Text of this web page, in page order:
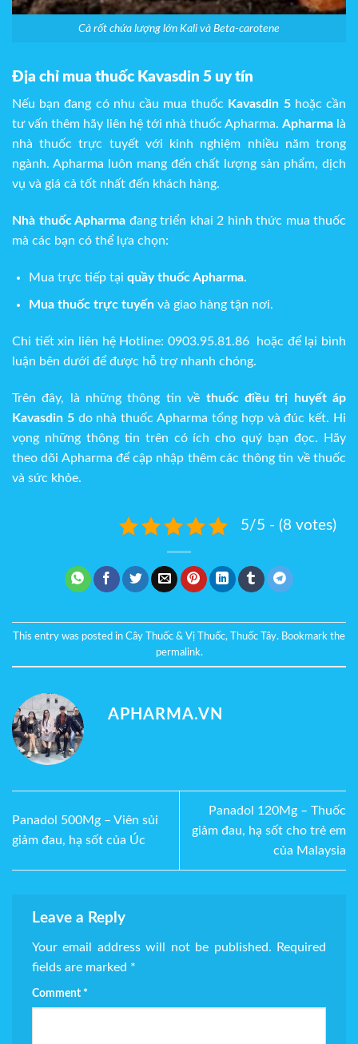
Cà rốt chứa lượng lớn Kali và Beta-carotene
Địa chỉ mua thuốc Kavasdin 5 uy tín
Nếu bạn đang có nhu cầu mua thuốc Kavasdin 5hoặc cần
tư vấn thêm hãy liên hệ tới nhà thuốc Apharma. Apharma là
nhà thuốc trực tuyết với kinh nghiệm nhiều năm trong
ngành. Apharma luôn mang đến chất lượng sản phẩm, dịch
vụ và giá cả tốt nhất đến khách hàng.
Nhà thuốc Apharma đang triển khai 2 hình thức mua thuốc
mà các bạn có thể lựa chọn:
Mua trực tiếp tại quầy thuốc Apharma.
Mua thuốc trực tuyếnvà giao hàng tận nơi.
Chi tiết xin liên hệ Hotline: 0903.95.81.86 hoặc để lại bình
luận bên dưới để được hỗ trợ nhanh chóng.
Trên đây, là những thông tin về thuốc điều trị huyết áp
Kavasdin 5do nhà thuốc Apharma tổng hợp và đúc kết. Hi
vọng những thông tin trên có ích cho quý bạn đọc. Hãy
theo dõi Apharma để cập nhập thêm các thông tin về thuốc
và sức khỏe.
5/5 - (8 votes)
This entry was posted in Cây Thuốc & Vị Thuốc, Thuốc Tây. Bookmark the
permalink.
APHARMA.VN
Panadol 500Mg – Viên sủi
giảm đau, hạ sốt của Úc
Panadol 120Mg – Thuốc
giảm đau, hạ sốt cho trẻ em
của Malaysia
Leave a Reply
Your email address will not be published.
Required
fields are marked *
Comment *